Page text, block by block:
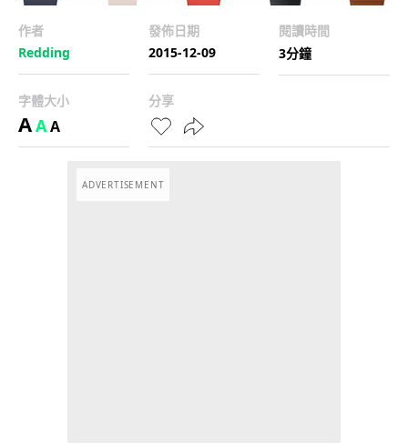
作者
Redding
發佈日期
2015-12-09
閱讀時間
3分鐘
字體大小
AAA
分享
ADVERTISEMENT